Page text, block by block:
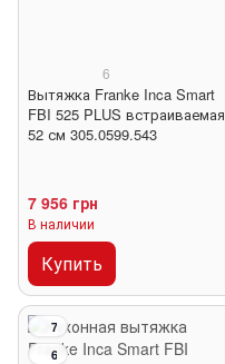
6
Вытяжка Franke Inca Smart
FBI 525 PLUS встраиваемая
52 см 305.0599.543
7 956 грн
В наличии
Купить
7
6